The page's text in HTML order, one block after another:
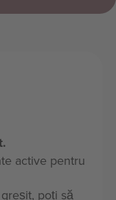
active pentru
poți să